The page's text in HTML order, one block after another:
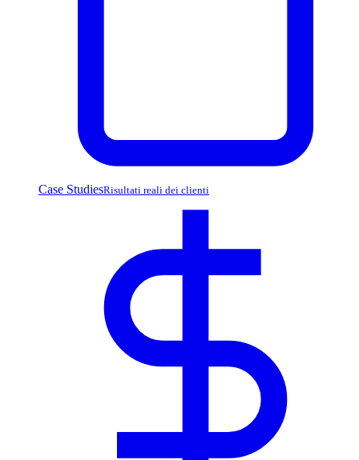
Case StudiesRisultati reali dei clienti